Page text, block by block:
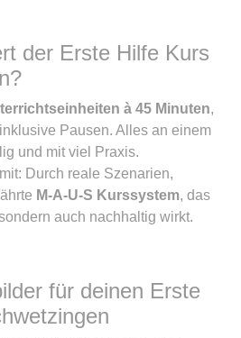
der Erste Hilfe Kurs
à 45 Minuten,
Pausen. Alles an einem
und mit viel Praxis.
Durch reale Szenarien,
M-A-U-S Kurssystem, das
auch nachhaltig wirkt.
für deinen Erste